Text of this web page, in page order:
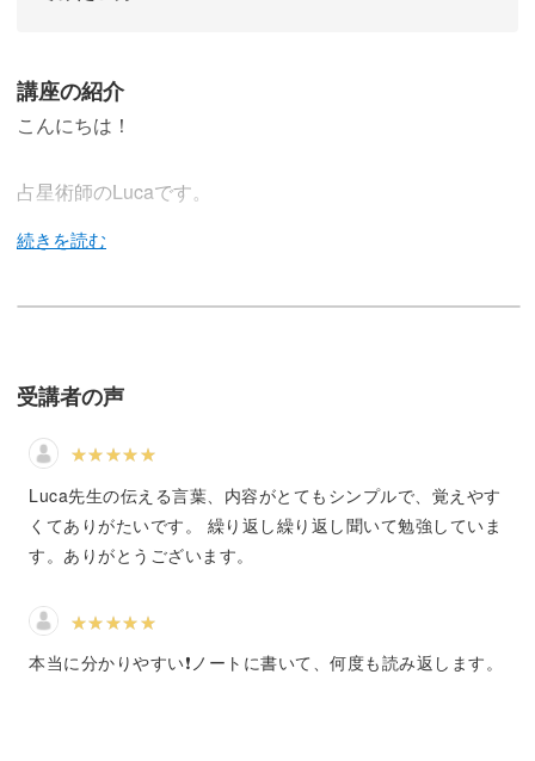
講座の紹介
こんにちは！
占星術師のLucaです。
今回は中級編として、初級の学びを活かした上で、もっと
金運や恋愛運など、気になる運勢が自分で占えるようにな
星占いで未来を解き明かし、より豊かな人生を歩んでみま
受講者の声
Luca先生の伝える言葉、内容がとてもシンプルで、覚えやす
くてありがたいです。 繰り返し繰り返し聞いて勉強していま
す。ありがとうございます。
本当に分かりやすい❗️ノートに書いて、何度も読み返します。